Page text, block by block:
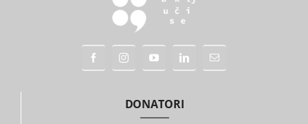
DONATORI